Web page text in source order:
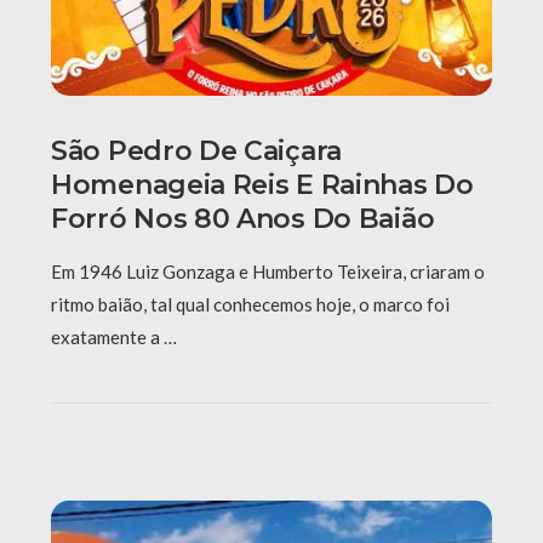
São Pedro De Caiçara
Homenageia Reis E Rainhas Do
Forró Nos 80 Anos Do Baião
Em 1946 Luiz Gonzaga e Humberto Teixeira, criaram o
ritmo baião, tal qual conhecemos hoje, o marco foi
exatamente a …